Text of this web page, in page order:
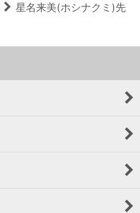
星名来美(ホシナクミ)先